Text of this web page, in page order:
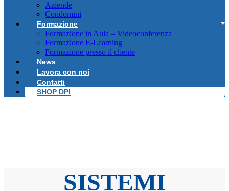
Aziende
Condomini
Formazione
Formazione in Aula – Videoconferenza
Formazione E-Learning
Formazione presso il cliente
News
Lavora con noi
Contatti
SHOP DPI
SISTEMI